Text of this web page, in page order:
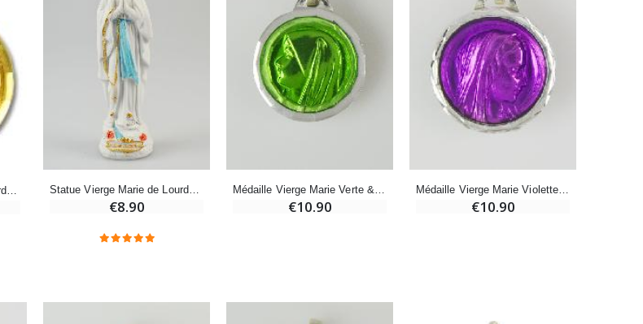
Une bougie 150 gr et votre Prière déposées à Lourdes
Déposez votre Neuvaine à Lourdes
-30%
Une bougie 150 gr et votre Prière déposées à Lourdes
Statue Vierge Marie de Lourdes 13 cm
€8.90
Médaille Vierge Marie Verte & Eau de Lourdes
€10.90
Médaille Vierge Marie Violette & Eau de Lourdes
€10.90